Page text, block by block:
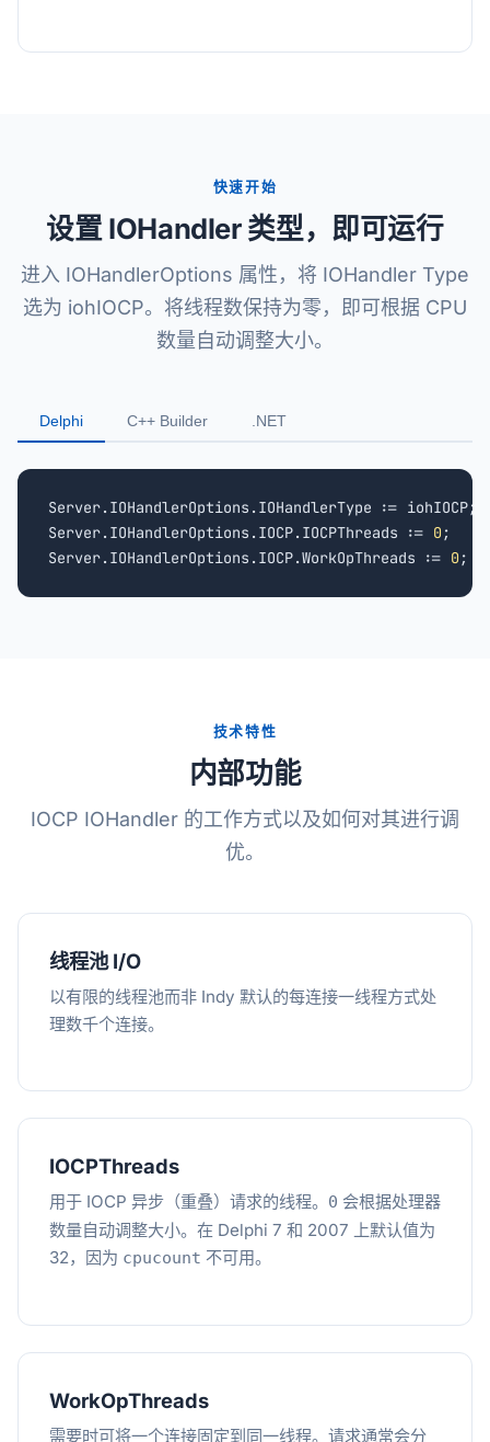
快速开始
设置 IOHandler 类型，即可运行
进入 IOHandlerOptions 属性，将 IOHandler Type
选为 iohIOCP。将线程数保持为零，即可根据 CPU
数量自动调整大小。
Delphi C++ Builder .NET
Server.IOHandlerOptions.IOHandlerType := iohIOCP;
Server.IOHandlerOptions.IOCP.IOCPThreads := 0 ;
Server.IOHandlerOptions.IOCP.WorkOpThreads := 0 ;
技术特性
内部功能
IOCP IOHandler 的工作方式以及如何对其进行调
优。
线程池 I/O
以有限的线程池而非 Indy 默认的每连接一线程方式处
理数千个连接。
IOCPThreads
用于 IOCP 异步（重叠）请求的线程。 0 会根据处理器
数量自动调整大小。在 Delphi 7 和 2007 上默认值为
32，因为 cpucount 不可用。
WorkOpThreads
需要时可将一个连接固定到同一线程。请求通常会分